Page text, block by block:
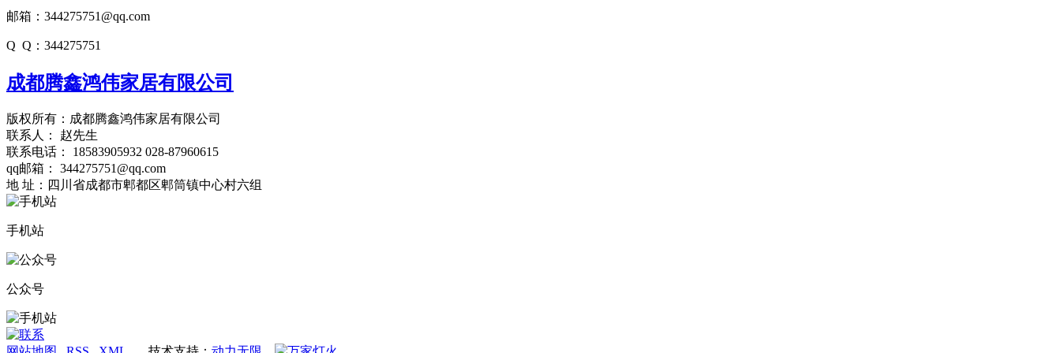
邮箱：344275751@qq.com
Q Q：344275751
成都腾鑫鸿伟家居有限公司
版权所有：成都腾鑫鸿伟家居有限公司
联系人： 赵先生
联系电话： 18583905932 028-87960615
qq邮箱： 344275751@qq.com
地 址：四川省成都市郫都区郫筒镇中心村六组
手机站
公众号